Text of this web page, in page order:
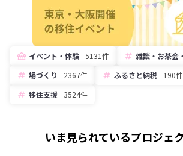
イベント・体験 5131件 雑談・お茶会
場づくり
2367件 ふるさと納税
190件
移住支援 3524件
いま見られているプロジェ